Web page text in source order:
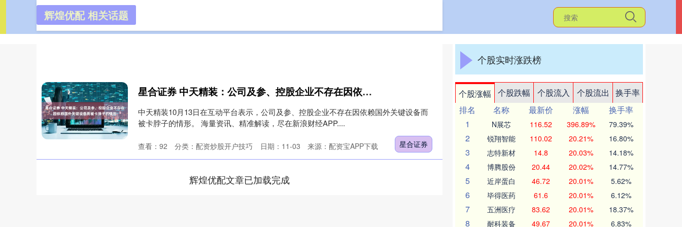
辉煌优配 相关话题
星合证券 中天精装：公司及参、控股企业不存在因依赖国外关键设备而被卡脖子的情形
中天精装10月13日在互动平台表示，公司及参、控股企业不存在因依赖国外关键设备而
被卡脖子的情形。 海量资讯、精准解读，尽在新浪财经APP....
星合证券
日期：11-03 来源：配资宝APP下载
查看： 92 分类： 配资炒股开户技巧
辉煌优配文章已加载完成
个股实时涨跌榜
个股涨幅 个股跌幅 个股流入 个股流出
换手率
排名
名称 最新价 涨幅
换手率
1
N展芯 116.52 396.89% 79.39%
2 锐翔智能 110.02 20.21% 16.80%
3 志特新材 14.8 20.03% 14.18%
4 博腾股份 20.44 20.02% 14.77%
5 近岸蛋白 46.72 20.01% 5.62%
6 毕得医药 61.6 20.01% 6.12%
7 五洲医疗 83.62 20.01% 18.37%
8 耐科装备 49.67 20.01% 6.83%